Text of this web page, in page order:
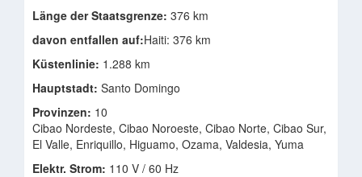
Länge der Staatsgrenze: 376 km
davon entfallen auf:Haiti: 376 km
Küstenlinie: 1.288 km
Hauptstadt: Santo Domingo
Provinzen: 10
Cibao Nordeste, Cibao Noroeste, Cibao Norte, Cibao Sur,
El Valle, Enriquillo, Higuamo, Ozama, Valdesia, Yuma
Elektr. Strom: 110 V / 60 Hz